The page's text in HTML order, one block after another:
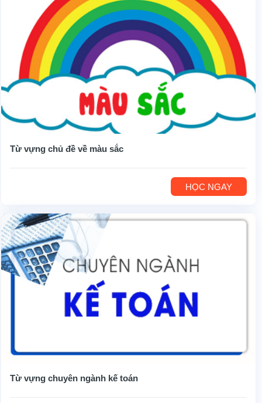
Từ vựng chủ đề về màu sắc
HỌC NGAY
Từ vựng chuyên ngành kế toán